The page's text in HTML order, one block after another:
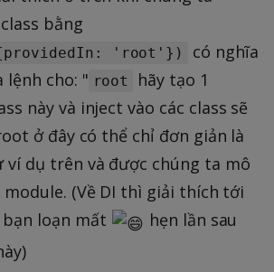
bằng
'root'})
có nghĩa
lệnh cho: " root
hãy tạo 1
này và inject vào các class sẽ
ở đây có thể chỉ đơn giản là
dụ trên và được chúng ta mô
(Về DI thì giải thích tới
loạn mất
hẹn lần sau